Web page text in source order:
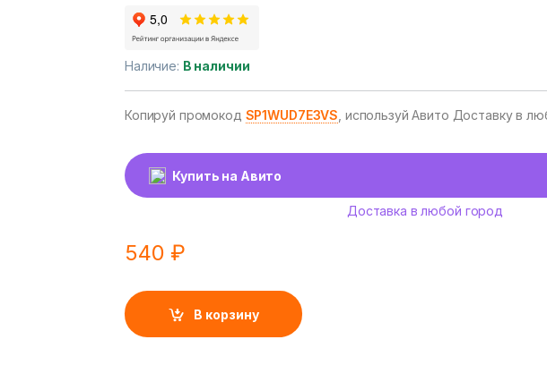
Наличие: В наличии
Копируй промокод SP1WUD7E3VS, используй Авито Доставку в
Купить на Авито
Доставка в любой город
540₽
В корзину